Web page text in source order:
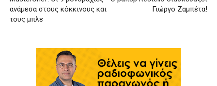
ανάμεσα στους κόκκινους και
τους μπλε
Γιώργο Ζαμπέτα!